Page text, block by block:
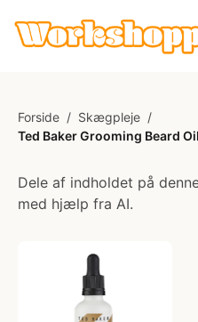
Forside / Skægpleje /
Ted Baker Grooming Beard
Dele af indholdet på
med hjælp fra AI.